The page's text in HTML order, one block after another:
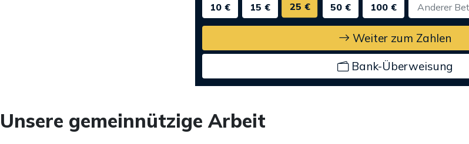
10 €
15 € 25 € 50 € 100 €
Weiter zum Zahlen
Bank-Überweisung
Unsere gemeinnützige Arbeit